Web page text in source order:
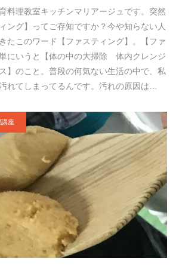
料理教室キッチンマリアージュです。突然
ング】ってご存知ですか？今や知らない人
たこのワード【ファスティング】。【ファ
にいうと【体の中の大掃除 体内クレンジ
】のこと。普段の何気ない生活の中で、私
れてしまってるんです。汚れの原因は…
講座